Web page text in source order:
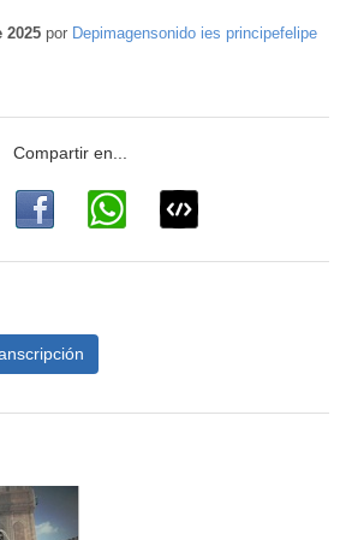
2025por Depimagensonido ies principefelipe